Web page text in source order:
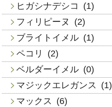
ヒガシナデシコ
(1)
フィリピーヌ
(2)
ブライトイメル (1)
ペコリ
(2)
ベルダーイメル (0)
マジックエレガンス
(1)
マックス
(6)